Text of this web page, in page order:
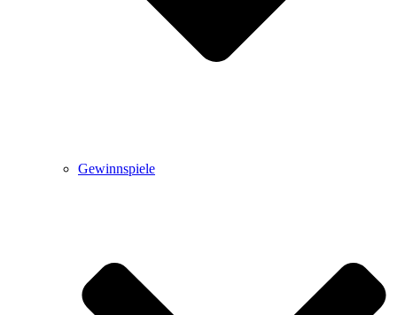
Gewinnspiele